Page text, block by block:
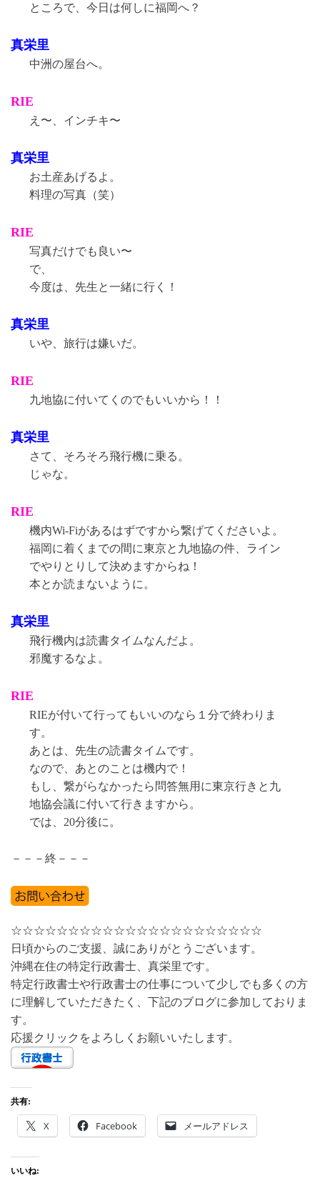
ところで、今日は何しに福岡へ？
真栄里
中洲の屋台へ。
RIE
え〜、インチキ〜
真栄里
お土産あげるよ。
料理の写真（笑）
RIE
写真だけでも良い〜
で、
今度は、先生と一緒に行く！
真栄里
いや、旅行は嫌いだ。
RIE
九地協に付いてくのでもいいから！！
真栄里
さて、そろそろ飛行機に乗る。
じゃな。
RIE
機内Wi-Fiがあるはずですから繋げてくださいよ。
福岡に着くまでの間に東京と九地協の件、ライン
でやりとりして決めますからね！
本とか読まないように。
真栄里
飛行機内は読書タイムなんだよ。
邪魔するなよ。
RIE
RIEが付いて行ってもいいのなら１分で終わりま
す。
あとは、先生の読書タイムです。
なので、あとのことは機内で！
もし、繋がらなかったら問答無用に東京行きと九
地協会議に付いて行きますから。
では、20分後に。
－－－終－－－
☆☆☆☆☆☆☆☆☆☆☆☆☆☆☆☆☆☆☆☆☆☆
日頃からのご支援、誠にありがとうございます。
沖縄在住の特定行政書士、真栄里です。
特定行政書士や行政書士の仕事について少しでも多くの方
に理解していただきたく、下記のブログに参加しておりま
す。
応援クリックをよろしくお願いいたします。
共有:
X Facebook メールアドレス
いいね: